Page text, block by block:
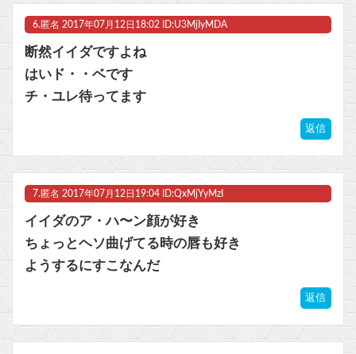
6. 匿名 2017年07月12日18:02 ID:U3MjIyMDA
断然イイダですよね
はいド・・ベです
チ・ユレ待ってます
返信
7. 匿名 2017年07月12日19:04 ID:QxMjYyMzI
イイダのア・ハ〜ン顔が好き
ちょっとヘソ曲げてる時の唇も好き
ようするにすこなんだ
返信